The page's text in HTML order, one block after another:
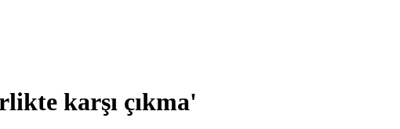
karşı çıkma'